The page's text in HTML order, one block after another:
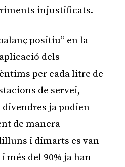
injustificats.
positiu” en la
dels
per cada litre de
de servei,
divendres ja podien
de manera
i dimarts es van
més del 90% ja han